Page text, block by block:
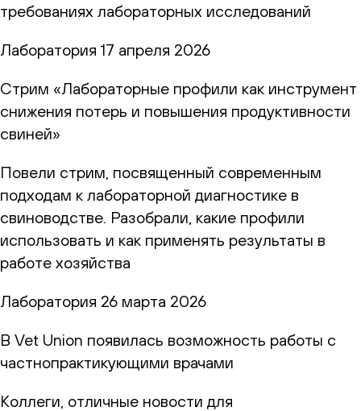
требованиях лабораторных исследований
Лаборатория 17 апреля 2026
Стрим «Лабораторные профили как инструмент
снижения потерь и повышения продуктивности
свиней»
Повели стрим, посвященный современным
подходам к лабораторной диагностике в
свиноводстве. Разобрали, какие профили
использовать и как применять результаты в
работе хозяйства
Лаборатория 26 марта 2026
В Vet Union появилась возможность работы с
частнопрактикующими врачами
Коллеги, отличные новости для